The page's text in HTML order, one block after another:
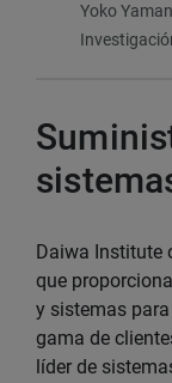
Yoko
Daiwa Institute
que
y sistemas
gama de
líder de